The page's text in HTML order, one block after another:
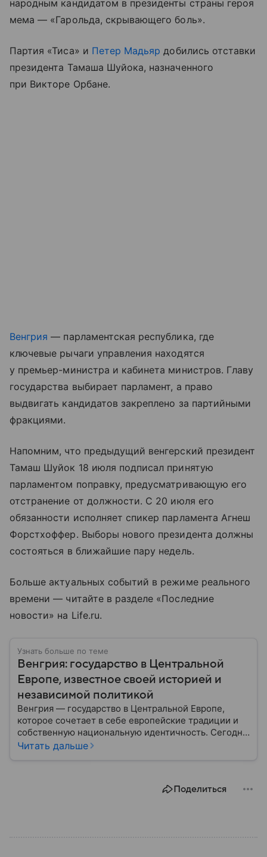
народным кандидатом в президенты страны героя
мема — «Гарольда, скрывающего боль».
Партия «Тиса» и Петер Мадьяр добились отставки
президента Тамаша Шуйока, назначенного
при Викторе Орбане.
Венгрия — парламентская республика, где
ключевые рычаги управления находятся
у премьер-министра и кабинета министров. Главу
государства выбирает парламент, а право
выдвигать кандидатов закреплено за партийными
фракциями.
Напомним, что предыдущий венгерский президент
Тамаш Шуйок 18 июля подписал принятую
парламентом поправку, предусматривающую его
отстранение от должности. С 20 июля его
обязанности исполняет спикер парламента Агнеш
Форстхоффер. Выборы нового президента должны
состояться в ближайшие пару недель.
Больше актуальных событий в режиме реального
времени — читайте в разделе «Последние
новости» на Life.ru.
Узнать больше по теме
Венгрия: государство в Центральной
Европе, известное своей историей и
независимой политикой
Венгрия — государство в Центральной Европе,
которое сочетает в себе европейские традиции и
собственную национальную идентичность. Сегодня
страна играет заметную роль в политике ЕС, а ее
Читать дальше
Поделиться